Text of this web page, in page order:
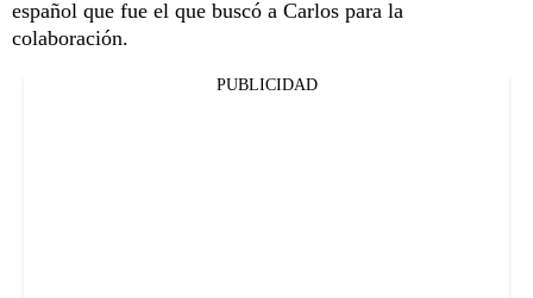
español que fue el que buscó a Carlos para la
colaboración.
PUBLICIDAD